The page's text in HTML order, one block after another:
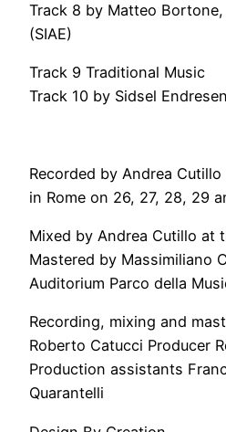
Track 8 by Matteo Bortone,
(SIAE)
Track 9 Traditional Music
Track 10 by Sidsel
Recorded by Andrea
in Rome on 26, 27, 28, 29
Mixed by Andrea Cutillo at
Mastered by Massimiliano
Auditorium Parco della
Recording, mixing and
Roberto Catucci Producer
Production assistants
Quarantelli